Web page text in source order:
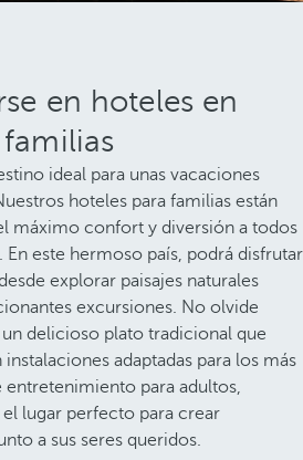
en hoteles en
ideal para unas vacaciones
hoteles para familias están
máximo confort y diversión a todos
este hermoso país, podrá disfrutar
explorar paisajes naturales
excursiones. No olvide
delicioso plato tradicional que
adaptadas para los más
entretenimiento para adultos,
lugar perfecto para crear
a sus seres queridos.